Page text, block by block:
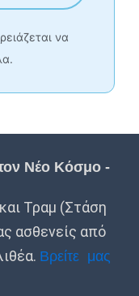
να
Νέο Κόσμο -
Τραμ (Στάση
ασθενείς από
Βρείτε μας